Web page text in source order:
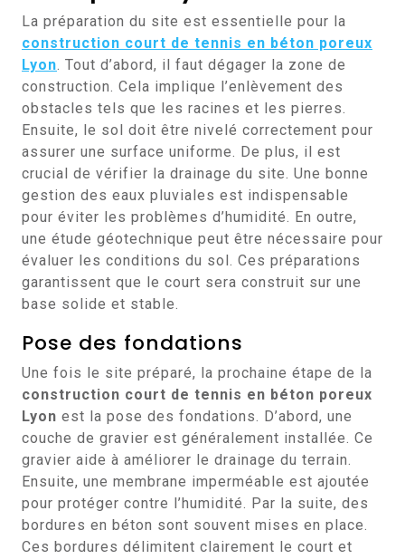
La préparation du site est essentielle pour la
construction court de tennis en béton poreux
Lyon. Tout d’abord, il faut dégager la zone de
construction. Cela implique l’enlèvement des
obstacles tels que les racines et les pierres.
Ensuite, le sol doit être nivelé correctement pour
assurer une surface uniforme. De plus, il est
crucial de vérifier la drainage du site. Une bonne
gestion des eaux pluviales est indispensable
pour éviter les problèmes d’humidité. En outre,
une étude géotechnique peut être nécessaire pour
évaluer les conditions du sol. Ces préparations
garantissent que le court sera construit sur une
base solide et stable.
Pose des fondations
Une fois le site préparé, la prochaine étape de la
construction court de tennis en béton poreux
Lyon est la pose des fondations. D’abord, une
couche de gravier est généralement installée. Ce
gravier aide à améliorer le drainage du terrain.
Ensuite, une membrane imperméable est ajoutée
pour protéger contre l’humidité. Par la suite, des
bordures en béton sont souvent mises en place.
Ces bordures délimitent clairement le court et